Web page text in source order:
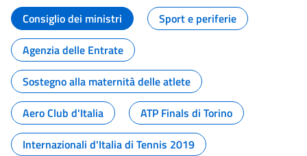
Consiglio dei ministri
Sport e periferie
Agenzia delle Entrate
Sostegno alla maternità delle atlete
Aero Club d'Italia
ATP Finals di Torino
Internazionali d'Italia di Tennis 2019